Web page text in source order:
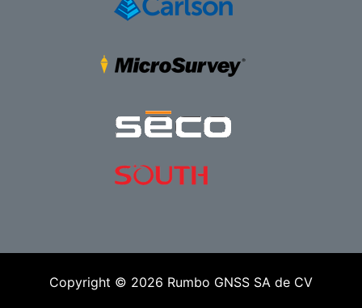
Copyright © 2026 Rumbo GNSS SA de CV